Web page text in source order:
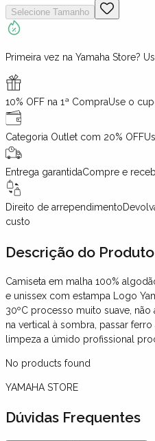
Selecione Tamanho
Primeira vez na Yamaha Store?
10% OFF na 1ª CompraUse o
Categoria Outlet com 20% OFF
Entrega garantidaCompre e
Direito de arrependimento
custo
Descrição do Produto
Camiseta em malha 100%
e unissex com estampa Logo
30ºC processo muito suave, não
na vertical à sombra, passar ferro
limpeza a úmido profissional
No products found
YAMAHA STORE
Dúvidas Frequentes